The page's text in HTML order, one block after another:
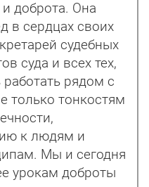
доброта. Она
в сердцах своих
судебных
суда и всех тех,
рядом с
только тонкостям
к людям и
Мы и сегодня
урокам доброты